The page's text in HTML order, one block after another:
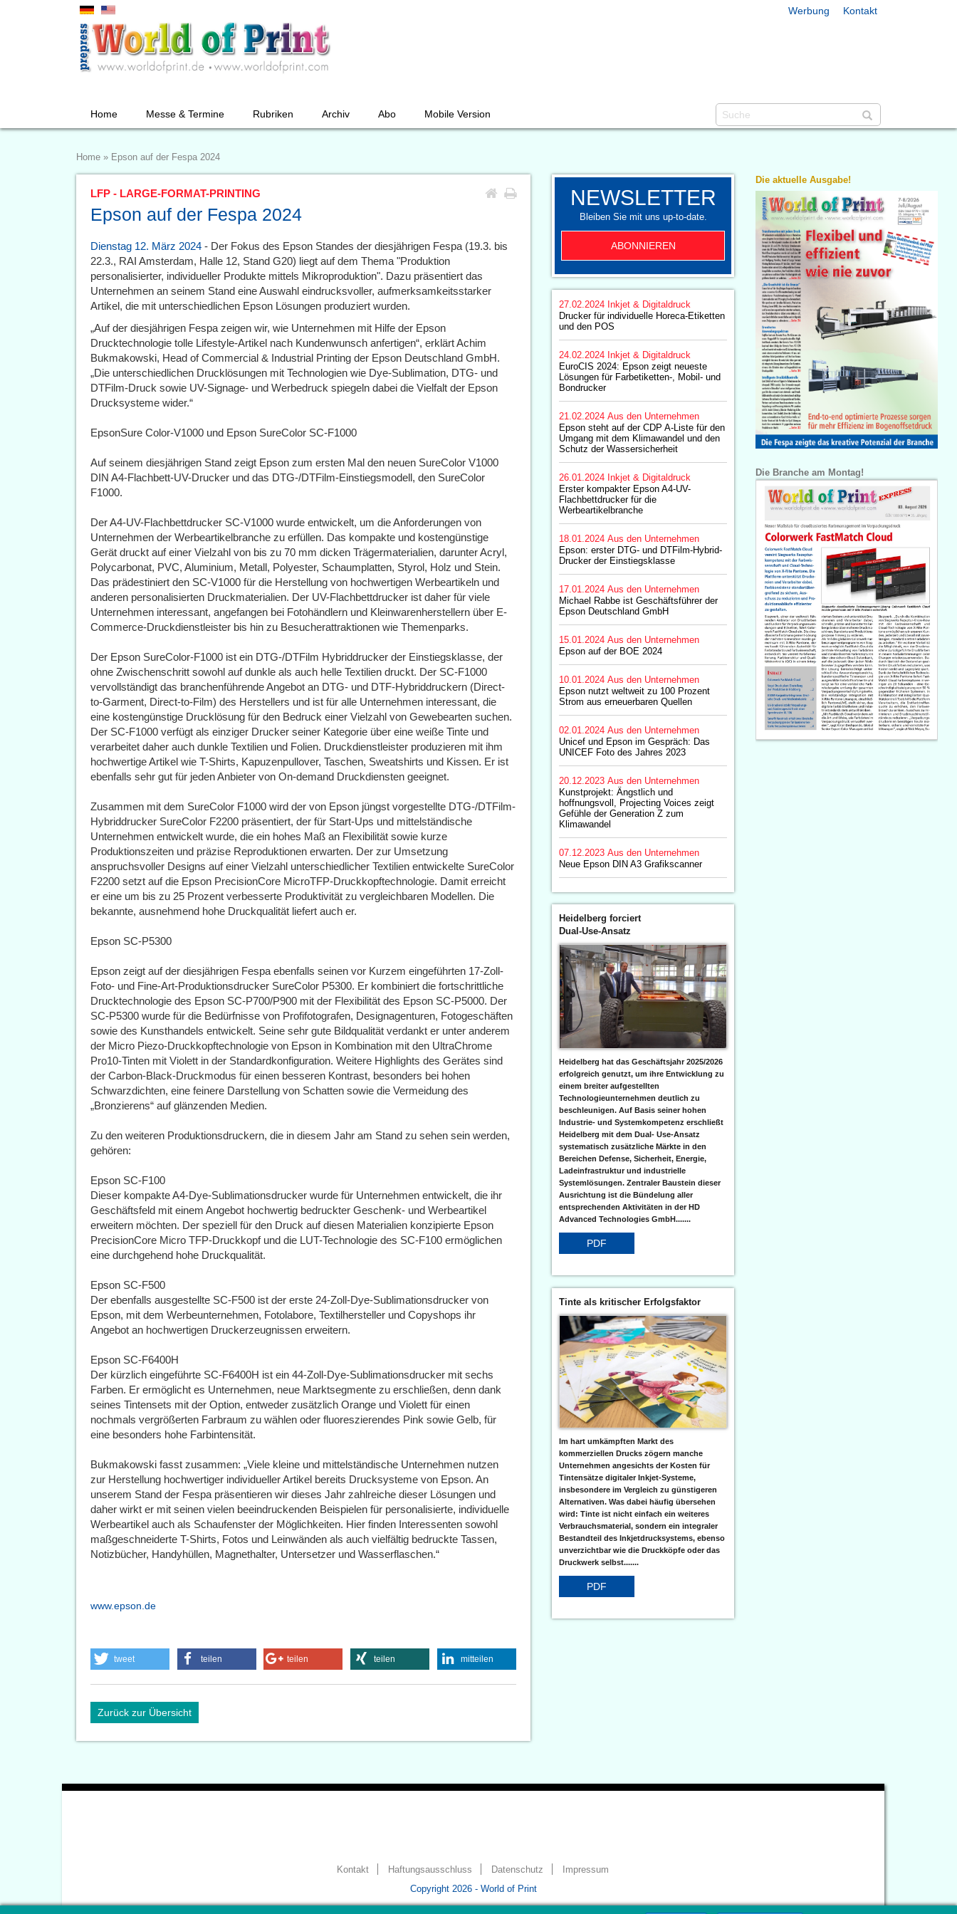
Werbung Kontakt
Home Messe & Termine Rubriken Archiv Abo Mobile Version
Home » Epson auf der Fespa 2024
LFP - LARGE-FORMAT-PRINTING
Epson auf der Fespa 2024
Dienstag 12. März 2024 - Der Fokus des Epson Standes der diesjährigen Fespa (19.3. bis
22.3., RAI Amsterdam, Halle 12, Stand G20) liegt auf dem Thema "Produktion
personalisierter, individueller Produkte mittels Mikroproduktion". Dazu präsentiert das
Unternehmen an seinem Stand eine Auswahl eindrucksvoller, aufmerksamkeitsstarker
Artikel, die mit unterschiedlichen Epson Lösungen produziert wurden.
„Auf der diesjährigen Fespa zeigen wir, wie Unternehmen mit Hilfe der Epson
Drucktechnologie tolle Lifestyle-Artikel nach Kundenwunsch anfertigen“, erklärt Achim
Bukmakowski, Head of Commercial & Industrial Printing der Epson Deutschland GmbH.
„Die unterschiedlichen Drucklösungen mit Technologien wie Dye-Sublimation, DTG- und
DTFilm-Druck sowie UV-Signage- und Werbedruck spiegeln dabei die Vielfalt der Epson
Drucksysteme wider.“
EpsonSure Color-V1000 und Epson SureColor SC-F1000
Auf seinem diesjährigen Stand zeigt Epson zum ersten Mal den neuen SureColor V1000
DIN A4-Flachbett-UV-Drucker und das DTG-/DTFilm-Einstiegsmodell, den SureColor
F1000.
Der A4-UV-Flachbettdrucker SC-V1000 wurde entwickelt, um die Anforderungen von
Unternehmen der Werbeartikelbranche zu erfüllen. Das kompakte und kostengünstige
Gerät druckt auf einer Vielzahl von bis zu 70 mm dicken Trägermaterialien, darunter Acryl,
Polycarbonat, PVC, Aluminium, Metall, Polyester, Schaumplatten, Styrol, Holz und Stein.
Das prädestiniert den SC-V1000 für die Herstellung von hochwertigen Werbeartikeln und
anderen personalisierten Druckmaterialien. Der UV-Flachbettdrucker ist daher für viele
Unternehmen interessant, angefangen bei Fotohändlern und Kleinwarenherstellern über E-
Commerce-Druckdienstleister bis hin zu Besucherattraktionen wie Themenparks.
Der Epson SureColor-F1000 ist ein DTG-/DTFilm Hybriddrucker der Einstiegsklasse, der
ohne Zwischenschritt sowohl auf dunkle als auch helle Textilien druckt. Der SC-F1000
vervollständigt das branchenführende Angebot an DTG- und DTF-Hybriddruckern (Direct-
to-Garment, Direct-to-Film) des Herstellers und ist für alle Unternehmen interessant, die
eine kostengünstige Drucklösung für den Bedruck einer Vielzahl von Gewebearten suchen.
Der SC-F1000 verfügt als einziger Drucker seiner Kategorie über eine weiße Tinte und
verarbeitet daher auch dunkle Textilien und Folien. Druckdienstleister produzieren mit ihm
hochwertige Artikel wie T-Shirts, Kapuzenpullover, Taschen, Sweatshirts und Kissen. Er ist
ebenfalls sehr gut für jeden Anbieter von On-demand Druckdiensten geeignet.
Zusammen mit dem SureColor F1000 wird der von Epson jüngst vorgestellte DTG-/DTFilm-
Hybriddrucker SureColor F2200 präsentiert, der für Start-Ups und mittelständische
Unternehmen entwickelt wurde, die ein hohes Maß an Flexibilität sowie kurze
Produktionszeiten und präzise Reproduktionen erwarten. Der zur Umsetzung
anspruchsvoller Designs auf einer Vielzahl unterschiedlicher Textilien entwickelte SureColor
F2200 setzt auf die Epson PrecisionCore MicroTFP-Druckkopftechnologie. Damit erreicht
er eine um bis zu 25 Prozent verbesserte Produktivität zu vergleichbaren Modellen. Die
bekannte, ausnehmend hohe Druckqualität liefert auch er.
Epson SC-P5300
Epson zeigt auf der diesjährigen Fespa ebenfalls seinen vor Kurzem eingeführten 17-Zoll-
Foto- und Fine-Art-Produktionsdrucker SureColor P5300. Er kombiniert die fortschrittliche
Drucktechnologie des Epson SC-P700/P900 mit der Flexibilität des Epson SC-P5000. Der
SC-P5300 wurde für die Bedürfnisse von Profifotografen, Designagenturen, Fotogeschäften
sowie des Kunsthandels entwickelt. Seine sehr gute Bildqualität verdankt er unter anderem
der Micro Piezo-Druckkopftechnologie von Epson in Kombination mit den UltraChrome
Pro10-Tinten mit Violett in der Standardkonfiguration. Weitere Highlights des Gerätes sind
der Carbon-Black-Druckmodus für einen besseren Kontrast, besonders bei hohen
Schwarzdichten, eine feinere Darstellung von Schatten sowie die Vermeidung des
„Bronzierens“ auf glänzenden Medien.
Zu den weiteren Produktionsdruckern, die in diesem Jahr am Stand zu sehen sein werden,
gehören:
Epson SC-F100
Dieser kompakte A4-Dye-Sublimationsdrucker wurde für Unternehmen entwickelt, die ihr
Geschäftsfeld mit einem Angebot hochwertig bedruckter Geschenk- und Werbeartikel
erweitern möchten. Der speziell für den Druck auf diesen Materialien konzipierte Epson
PrecisionCore Micro TFP-Druckkopf und die LUT-Technologie des SC-F100 ermöglichen
eine durchgehend hohe Druckqualität.
Epson SC-F500
Der ebenfalls ausgestellte SC-F500 ist der erste 24-Zoll-Dye-Sublimationsdrucker von
Epson, mit dem Werbeunternehmen, Fotolabore, Textilhersteller und Copyshops ihr
Angebot an hochwertigen Druckerzeugnissen erweitern.
Epson SC-F6400H
Der kürzlich eingeführte SC-F6400H ist ein 44-Zoll-Dye-Sublimationsdrucker mit sechs
Farben. Er ermöglicht es Unternehmen, neue Marktsegmente zu erschließen, denn dank
seines Tintensets mit der Option, entweder zusätzlich Orange und Violett für einen
nochmals vergrößerten Farbraum zu wählen oder fluoreszierendes Pink sowie Gelb, für
eine besonders hohe Farbintensität.
Bukmakowski fasst zusammen: „Viele kleine und mittelständische Unternehmen nutzen
zur Herstellung hochwertiger individueller Artikel bereits Drucksysteme von Epson. An
unserem Stand der Fespa präsentieren wir dieses Jahr zahlreiche dieser Lösungen und
daher wirkt er mit seinen vielen beeindruckenden Beispielen für personalisierte, individuelle
Werbeartikel auch als Schaufenster der Möglichkeiten. Hier finden Interessenten sowohl
maßgeschneiderte T-Shirts, Fotos und Leinwänden als auch vielfältig bedruckte Tassen,
Notizbücher, Handyhüllen, Magnethalter, Untersetzer und Wasserflaschen.“
www.epson.de
tweet teilen teilen teilen mitteilen
Zurück zur Übersicht
NEWSLETTER
Bleiben Sie mit uns up-to-date.
ABONNIEREN
27.02.2024 Inkjet & Digitaldruck
Drucker für individuelle Horeca-Etiketten
und den POS
24.02.2024 Inkjet & Digitaldruck
EuroCIS 2024: Epson zeigt neueste
Lösungen für Farbetiketten-, Mobil- und
Bondrucker
21.02.2024 Aus den Unternehmen
Epson steht auf der CDP A-Liste für den
Umgang mit dem Klimawandel und den
Schutz der Wassersicherheit
26.01.2024 Inkjet & Digitaldruck
Erster kompakter Epson A4-UV-
Flachbettdrucker für die
Werbeartikelbranche
18.01.2024 Aus den Unternehmen
Epson: erster DTG- und DTFilm-Hybrid-
Drucker der Einstiegsklasse
17.01.2024 Aus den Unternehmen
Michael Rabbe ist Geschäftsführer der
Epson Deutschland GmbH
15.01.2024 Aus den Unternehmen
Epson auf der BOE 2024
10.01.2024 Aus den Unternehmen
Epson nutzt weltweit zu 100 Prozent
Strom aus erneuerbaren Quellen
02.01.2024 Aus den Unternehmen
Unicef und Epson im Gespräch: Das
UNICEF Foto des Jahres 2023
20.12.2023 Aus den Unternehmen
Kunstprojekt: Ängstlich und
hoffnungsvoll, Projecting Voices zeigt
Gefühle der Generation Z zum
Klimawandel
07.12.2023 Aus den Unternehmen
Neue Epson DIN A3 Grafikscanner
Heidelberg forciert
Dual-Use-Ansatz
Heidelberg hat das Geschäftsjahr 2025/2026
erfolgreich genutzt, um ihre Entwicklung zu
einem breiter aufgestellten
Technologieunternehmen deutlich zu
beschleunigen. Auf Basis seiner hohen
Industrie- und Systemkompetenz erschließt
Heidelberg mit dem Dual- Use-Ansatz
systematisch zusätzliche Märkte in den
Bereichen Defense, Sicherheit, Energie,
Ladeinfrastruktur und industrielle
Systemlösungen. Zentraler Baustein dieser
Ausrichtung ist die Bündelung aller
entsprechenden Aktivitäten in der HD
Advanced Technologies GmbH.......
PDF
Tinte als kritischer Erfolgsfaktor
Im hart umkämpften Markt des
kommerziellen Drucks zögern manche
Unternehmen angesichts der Kosten für
Tintensätze digitaler Inkjet-Systeme,
insbesondere im Vergleich zu günstigeren
Alternativen. Was dabei häufig übersehen
wird: Tinte ist nicht einfach ein weiteres
Verbrauchsmaterial, sondern ein integraler
Bestandteil des Inkjetdrucksystems, ebenso
unverzichtbar wie die Druckköpfe oder das
Druckwerk selbst.......
PDF
Die aktuelle Ausgabe!
Die Branche am Montag!
Kontakt Haftungsausschluss Datenschutz
Impressum
Copyright 2026 - World of Print